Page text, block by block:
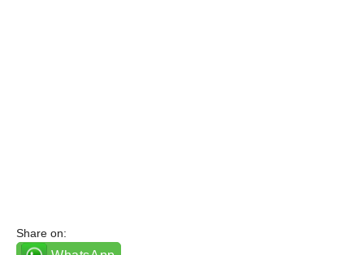
Share on: